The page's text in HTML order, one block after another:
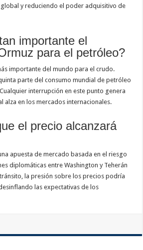
y reduciendo el poder adquisitivo de
importante el
para el petróleo?
importante del mundo para el crudo.
parte del consumo mundial de petróleo
interrupción en este punto genera
alza en los mercados internacionales.
el precio alcanzará
apuesta de mercado basada en el riesgo
diplomáticas entre Washington y Teherán
la presión sobre los precios podría
las expectativas de los